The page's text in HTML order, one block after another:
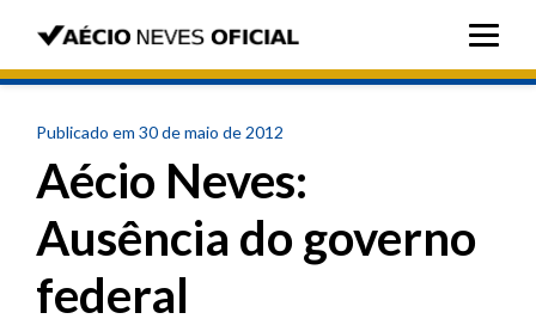
Publicado em 30 de maio de 2012
Aécio Neves:
Ausência do governo
federal